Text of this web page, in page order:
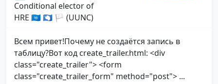
Conditional elector of
HRE 🇺🇳 🇦🇶 🏳 (UUNC)
Всем привет!Почему не создаётся запись в
таблицу?Вот код create_trailer.html: <div
class="create_trailer"> <form
class="create_trailer_form" method="post"> ...